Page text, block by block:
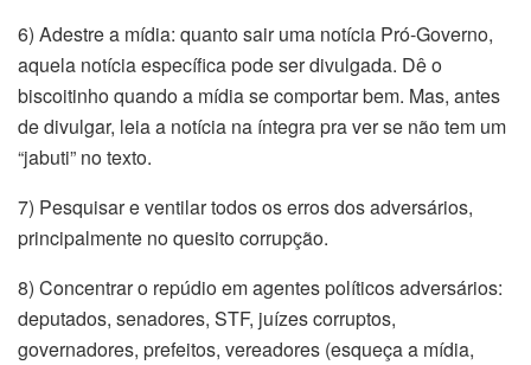
6) Adestre a mídia: quanto sair uma notícia Pró-Governo,
aquela notícia específica pode ser divulgada. Dê o
biscoitinho quando a mídia se comportar bem. Mas, antes
de divulgar, leia a notícia na íntegra pra ver se não tem um
“jabuti” no texto.
7) Pesquisar e ventilar todos os erros dos adversários,
principalmente no quesito corrupção.
8) Concentrar o repúdio em agentes políticos adversários:
deputados, senadores, STF, juízes corruptos,
governadores, prefeitos, vereadores (esqueça a mídia,